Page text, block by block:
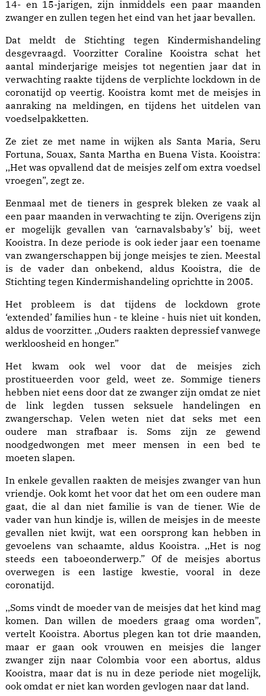
14- en 15-jarigen, zijn inmiddels een paar maanden
zwanger en zullen tegen het eind van het jaar bevallen.
Dat meldt de Stichting tegen Kindermishandeling
desgevraagd. Voorzitter Coraline Kooistra schat het
aantal minderjarige meisjes tot negentien jaar dat in
verwachting raakte tijdens de verplichte lockdown in de
coronatijd op veertig. Kooistra komt met de meisjes in
aanraking na meldingen, en tijdens het uitdelen van
voedselpakketten.
Ze ziet ze met name in wijken als Santa Maria, Seru
Fortuna, Souax, Santa Martha en Buena Vista. Kooistra:
,,Het was opvallend dat de meisjes zelf om extra voedsel
vroegen”, zegt ze.
Eenmaal met de tieners in gesprek bleken ze vaak al
een paar maanden in verwachting te zijn. Overigens zijn
er mogelijk gevallen van ‘carnavalsbaby’s’ bij, weet
Kooistra. In deze periode is ook ieder jaar een toename
van zwangerschappen bij jonge meisjes te zien. Meestal
is de vader dan onbekend, aldus Kooistra, die de
Stichting tegen Kindermishandeling oprichtte in 2005.
Het probleem is dat tijdens de lockdown grote
‘extended’ families hun - te kleine - huis niet uit konden,
aldus de voorzitter. ,,Ouders raakten depressief vanwege
werkloosheid en honger.”
Het kwam ook wel voor dat de meisjes zich
prostitueerden voor geld, weet ze. Sommige tieners
hebben niet eens door dat ze zwanger zijn omdat ze niet
de link legden tussen seksuele handelingen en
zwangerschap. Velen weten niet dat seks met een
oudere man strafbaar is. Soms zijn ze gewend
noodgedwongen met meer mensen in een bed te
moeten slapen.
In enkele gevallen raakten de meisjes zwanger van hun
vriendje. Ook komt het voor dat het om een oudere man
gaat, die al dan niet familie is van de tiener. Wie de
vader van hun kindje is, willen de meisjes in de meeste
gevallen niet kwijt, wat een oorsprong kan hebben in
gevoelens van schaamte, aldus Kooistra. ,,Het is nog
steeds een taboeonderwerp.” Of de meisjes abortus
overwegen is een lastige kwestie, vooral in deze
coronatijd.
,,Soms vindt de moeder van de meisjes dat het kind mag
komen. Dan willen de moeders graag oma worden”,
vertelt Kooistra. Abortus plegen kan tot drie maanden,
maar er gaan ook vrouwen en meisjes die langer
zwanger zijn naar Colombia voor een abortus, aldus
Kooistra, maar dat is nu in deze periode niet mogelijk,
ook omdat er niet kan worden gevlogen naar dat land.